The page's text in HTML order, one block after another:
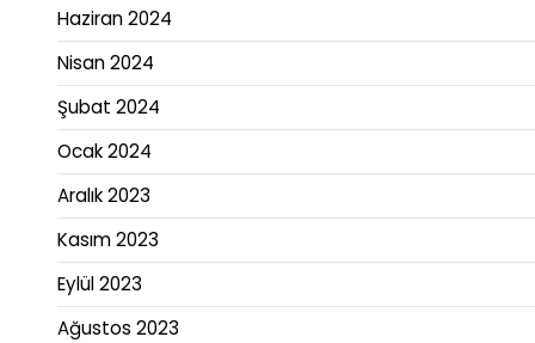
Haziran 2024
Nisan 2024
Şubat 2024
Ocak 2024
Aralık 2023
Kasım 2023
Eylül 2023
Ağustos 2023